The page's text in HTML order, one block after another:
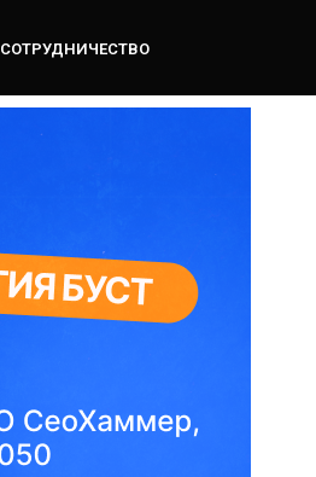
СОТРУДНИЧЕСТВО